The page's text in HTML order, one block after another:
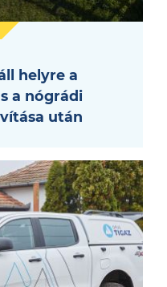
helyre a
a nógrádi
után